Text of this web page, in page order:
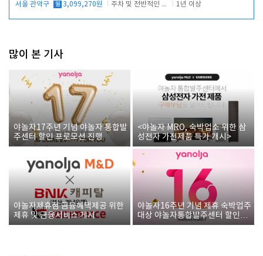
서울 관악구 월 3,099,270원 주차 및 전반적인 당번업무 1년 이상
많이 본 기사
야놀자17주년 기념 야놀자 통합발
주센터 할인 프로모션 진행
<야놀자 MRO, 숙박업소 위한 삼
성전자 가전제품 특가 개시>
야놀자제휴점 금융혜택제공 위한
제휴 및 금융서비스 게시
야놀자16주년 기념 제휴 숙박업주
대상 야놀자통합발주센터 할인쿠
폰 증정